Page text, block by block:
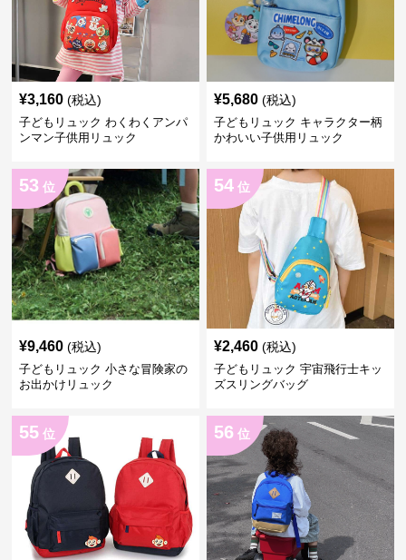
¥3,160 (税込)
子どもリュック わくわくアンパ
ンマン子供用リュック
¥5,680 (税込)
子どもリュック キャラクター柄
かわいい子供用リュック
53 位
¥9,460 (税込)
子どもリュック 小さな冒険家の
お出かけリュック
54 位
¥2,460 (税込)
子どもリュック 宇宙飛行士キッ
ズスリングバッグ
55 位 56 位